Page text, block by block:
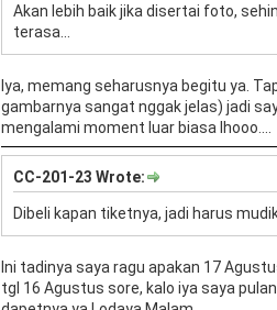
Akan lebih baik jika disertai foto,
terasa...
Iya, memang seharusnya begitu ya.
gambarnya sangat nggak jelas) jadi
mengalami moment luar biasa lhooo....
CC-201-23 Wrote:
Dibeli kapan tiketnya, jadi harus
Ini tadinya saya ragu apakan 17
tgl 16 Agustus sore, kalo iya saya